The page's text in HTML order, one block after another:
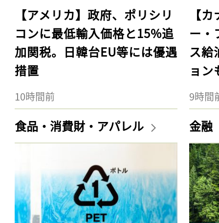
【アメリカ】政府、ポリシリ
コンに最低輸入価格と15%追
加関税。日韓台EU等には優遇
措置
10時間前
【
ー・
ス給
ョン
9時間
食品・消費財・アパレル 金融